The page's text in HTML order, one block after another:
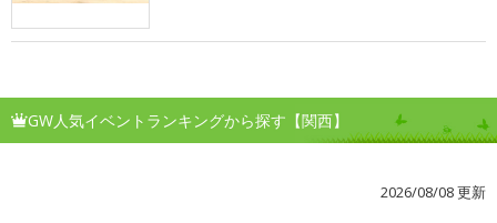
GW人気イベントランキングから探す【関西】
2026/08/08 更新